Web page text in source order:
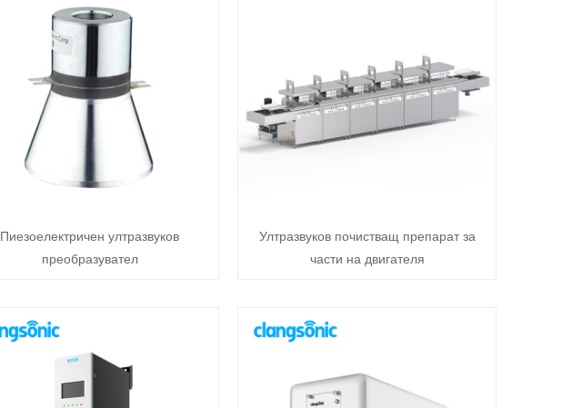
Пиезоелектричен ултразвуков
преобразувател
Ултразвуков почистващ препарат за
части на двигателя